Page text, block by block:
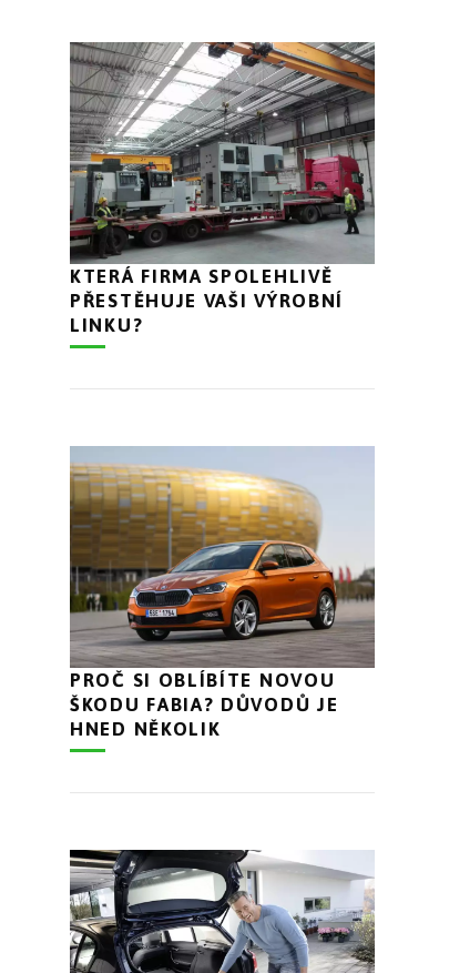
KTERÁ FIRMA SPOLEHLIVĚ
PŘESTĚHUJE VAŠI VÝROBNÍ
LINKU?
PROČ SI OBLÍBÍTE NOVOU
ŠKODU FABIA? DŮVODŮ JE
HNED NĚKOLIK